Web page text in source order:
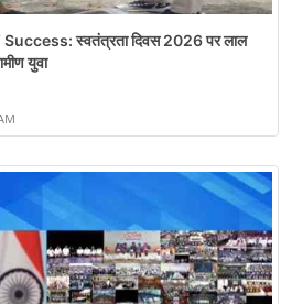
स्वतंत्रता दिवस 2026 पर लाल
युवा